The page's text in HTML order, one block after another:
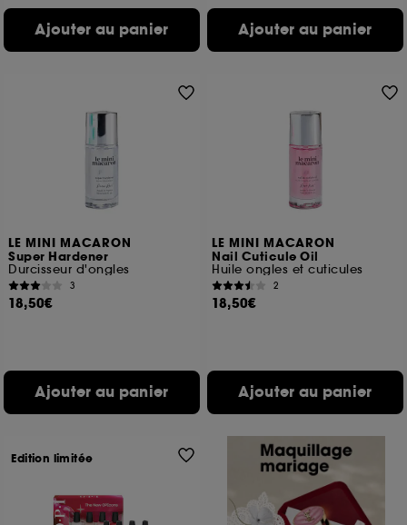
Ajouter au panier Ajouter au panier
LE MINI MACARON
Super Hardener
Durcisseur d'ongles
3
18,50€
Ajouter au panier
LE MINI MACARON
Nail Cuticule Oil
Huile ongles et cuticules
2
18,50€
Ajouter au panier
Edition limitée